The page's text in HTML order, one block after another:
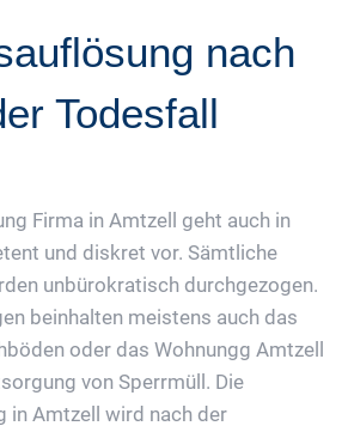
nach
Todesfall
Firma in Amtzell geht auch in
und diskret vor. Sämtliche
unbürokratisch durchgezogen.
beinhalten meistens auch das
oder das Wohnungg Amtzell
von Sperrmüll. Die
in Amtzell wird nach der